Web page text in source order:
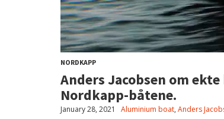
NORDKAPP
Anders Jacobsen om
Nordkapp-båtene.
January 28, 2021 Aluminium boat, Anders